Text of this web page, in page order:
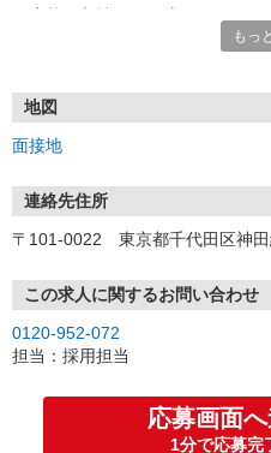
*来社面接またはオンライン面接
（応募情報不足の場合は、履歴
▼内定（面接後、最短翌営業日）
*当社より内定通知をお送りし
*内定にご承諾いただけましたら
*当社の正社員としてご入社いた
*辞令の授与、オリエンテーショ
▼配属先の決定（★）
*当社が配属先を決定します。
▼就業開始
*配属先にて、当社の派遣スタッ
もっ
地図
面接地
連絡先住所
〒101-0022 東京都千代田区神
この求人に関するお問い合わせ
0120-952-072
担当：採用担当
応募画面
1分で応募完